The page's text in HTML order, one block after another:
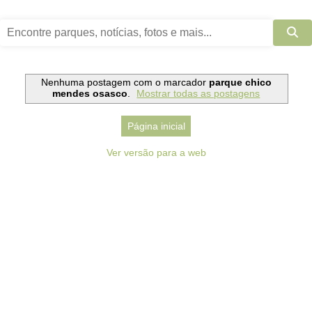
Nenhuma postagem com o marcador parque chico
mendes osasco. Mostrar todas as postagens
Página inicial
Ver versão para a web